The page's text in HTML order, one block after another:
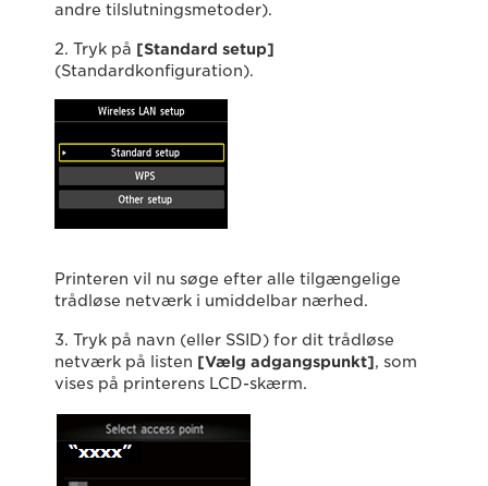
andre tilslutningsmetoder).
2. Tryk på [Standard setup]
(Standardkonfiguration).
Printeren vil nu søge efter alle tilgængelige
trådløse netværk i umiddelbar nærhed.
3. Tryk på navn (eller SSID) for dit trådløse
netværk på listen [Vælg adgangspunkt], som
vises på printerens LCD-skærm.